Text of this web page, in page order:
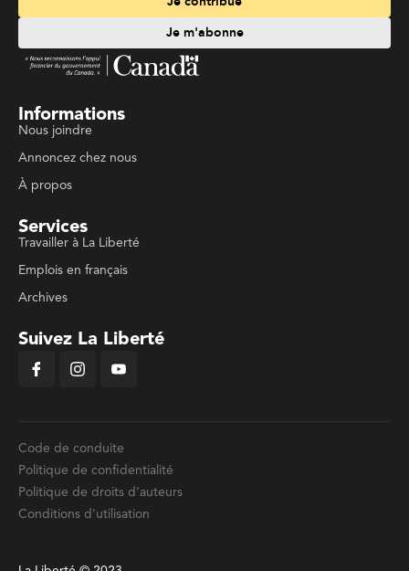
Je m'abonne
Informations
Nous joindre
Annoncez chez nous
À propos
Services
Travailler à La Liberté
Emplois en français
Archives
Suivez La Liberté
Code de conduite
Politique de confidentialité
Politique de droits d'auteurs
Conditions d'utilisation